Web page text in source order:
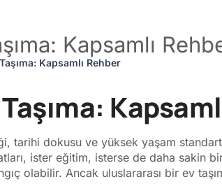
Kapsamlı
Kapsamlı Rehber
tarihi dokusu ve yüksek yaşam
ister eğitim, isterse de daha sakin
olabilir. Ancak uluslararası bir ev